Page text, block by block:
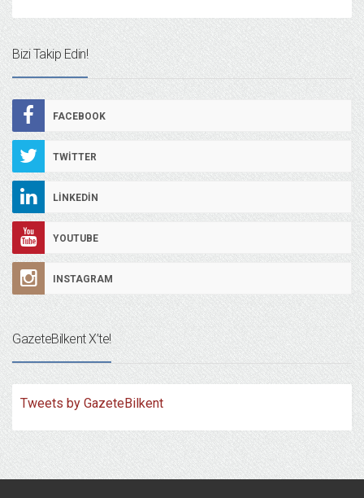
Bizi Takip Edin!
FACEBOOK
TWITTER
LINKEDIN
YOUTUBE
INSTAGRAM
GazeteBilkent X’te!
Tweets by GazeteBilkent